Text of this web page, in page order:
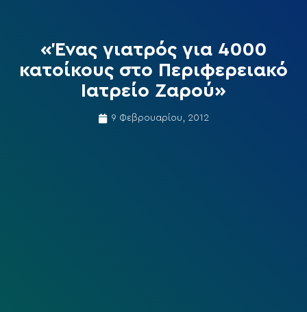
«Ένας γιατρός για 4000
κατοίκους στο Περιφερειακό
Ιατρείο Ζαρού»
9 Φεβρουαρίου, 2012